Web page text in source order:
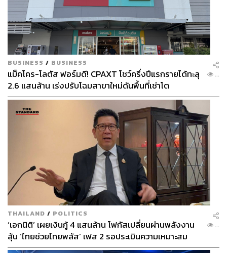
BUSINESS / BUSINESS
แม็คโคร-โลตัส ฟอร์มดี! CPAXT โชว์ครึ่งปีแรกรายได้ทะลุ
2.6 แสนล้าน เร่งปรับโฉมสาขาใหม่ดันพื้นที่เช่าโต
...
THAILAND / POLITICS
‘เอกนิติ’ เผยเงินกู้ 4 แสนล้าน โฟกัสเปลี่ยนผ่านพลังงาน
ลุ้น ‘ไทยช่วยไทยพลัส’ เฟส 2 รอประเมินความเหมาะสม
...